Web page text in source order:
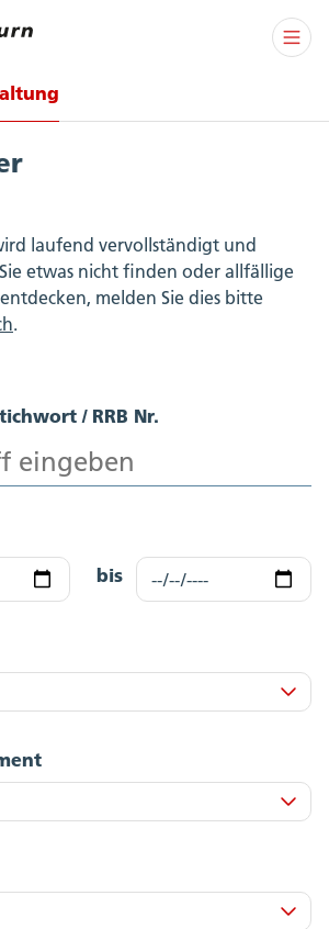
laufend vervollständigt und
etwas nicht finden oder allfällige
melden Sie dies bitte
.
/ RRB Nr.
bis